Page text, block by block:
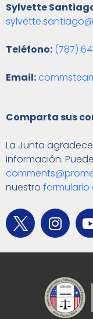
Sylvette
Teléfono: (787)
Email:
Comparta sus
La Junta
información.
nuestro